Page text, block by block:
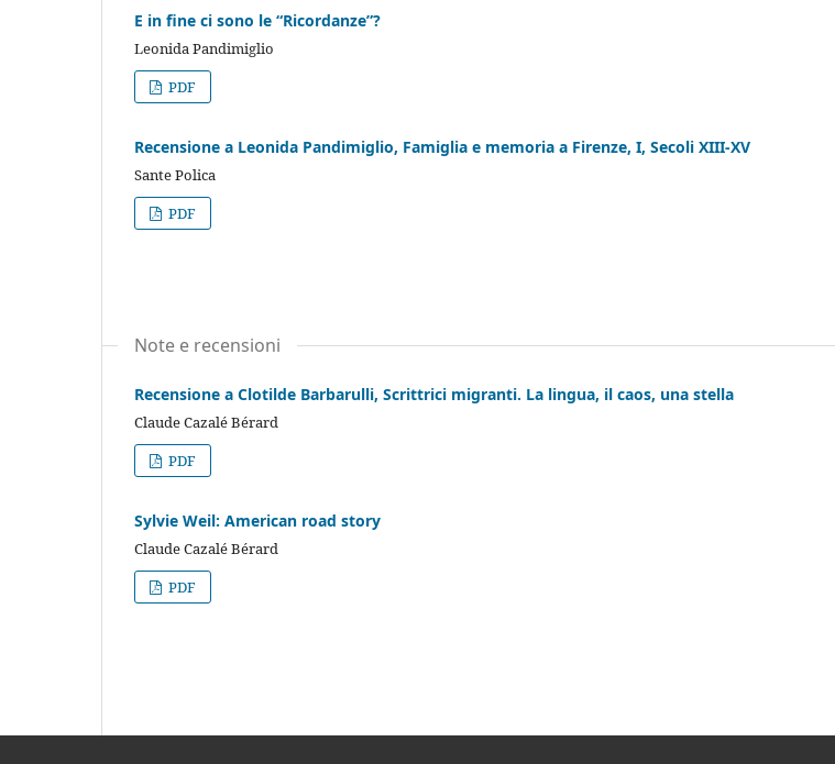
E in fine ci sono le “Ricordanze”?
Leonida Pandimiglio
PDF
Recensione a Leonida Pandimiglio, Famiglia e memoria a Firenze, I, Secoli XIII-XV
Sante Polica
PDF
Note e recensioni
Recensione a Clotilde Barbarulli, Scrittrici migranti. La lingua, il caos, una stella
Claude Cazalé Bérard
PDF
Sylvie Weil: American road story
Claude Cazalé Bérard
PDF